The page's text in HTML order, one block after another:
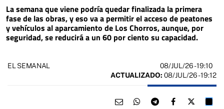
La semana que viene podría quedar finalizada la primera
fase de las obras, y eso va a permitir el acceso de peatones
y vehículos al aparcamiento de Los Chorros, aunque, por
seguridad, se reducirá a un 60 por ciento su capacidad.
EL SEMANAL 08/JUL/26- 19:10
ACTUALIZADO: 08/JUL/26 - 19:12